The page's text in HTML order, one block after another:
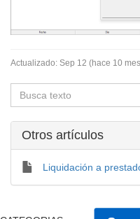
Actualizado: Sep 12 (hace 10
Otros artí­culos
Liquidación a